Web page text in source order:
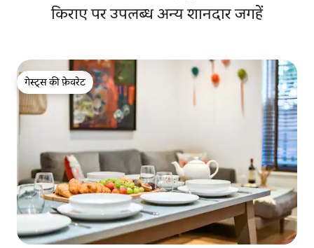
किराए पर उपलब्ध अन्य शानदार जगहें
गेस्ट्स की फ़ेवरेट
गेस्ट्स की फ़ेवरेट